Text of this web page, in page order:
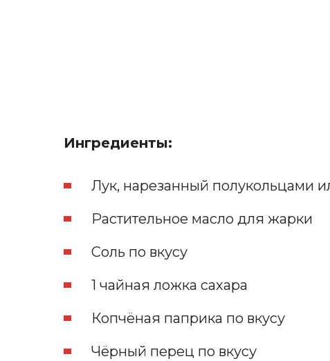
Ингредиенты:
Лук, нарезанный полукольцами
Растительное масло для жарки
Соль по вкусу
1 чайная ложка сахара
Копчёная паприка по вкусу
Чёрный перец по вкусу